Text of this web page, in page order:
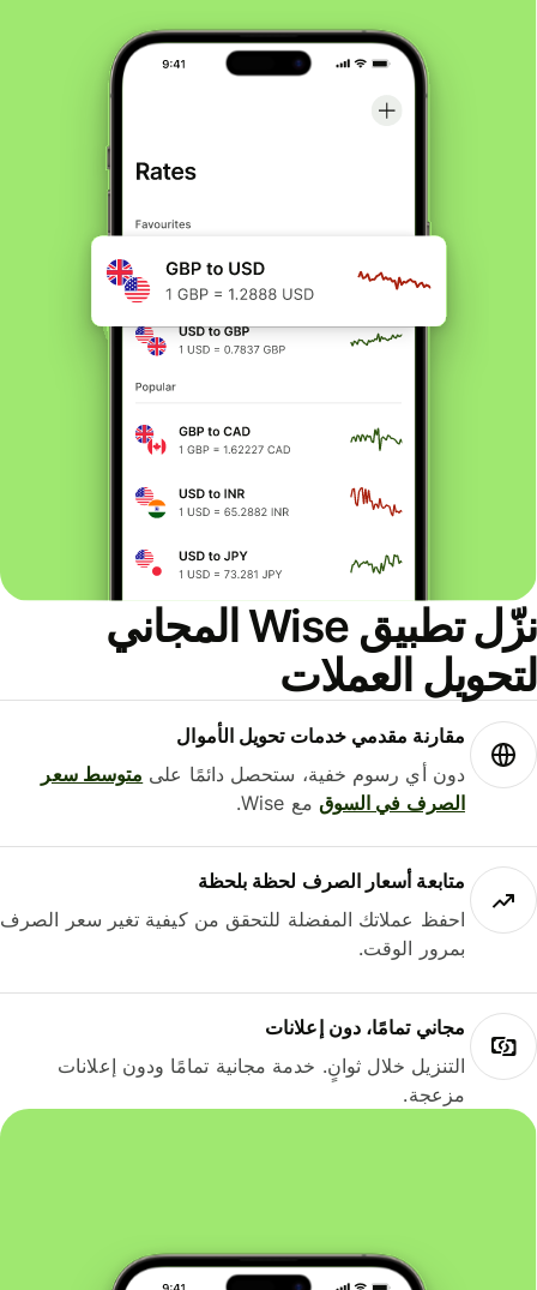
نزّل تطبيق Wise المجاني
العملات
مقارنة مقدمي خدمات تحويل الأموال
دون أي رسوم خفية، ستحصل دائمًا علىمتوسط ​​سعر
الصرف في السوقمع Wise.
متابعة أسعار الصرف لحظة بلحظة
احفظ عملاتك المفضلة للتحقق من كيفية تغير سعر الصرف
بمرور الوقت.
مجاني تمامًا، دون إعلانات
التنزيل خلال ثوانٍ. خدمة مجانية تمامًا ودون إعلانات
مزعجة.